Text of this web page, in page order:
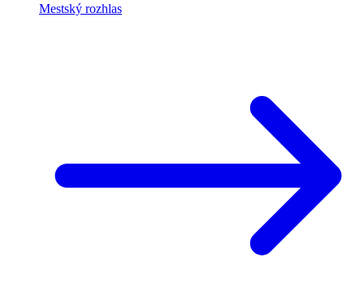
Mestský rozhlas